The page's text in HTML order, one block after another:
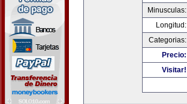
Minusculas:
Longitud:
Categorias:
Precio:
Visitar!